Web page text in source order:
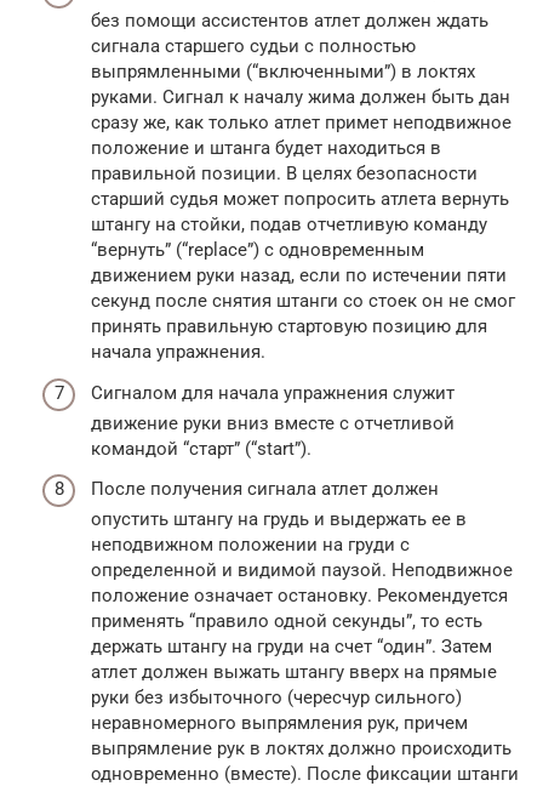
без помощи ассистентов атлет должен ждать
сигнала старшего судьи с полностью
выпрямленными (“включенными”) в локтях
руками. Сигнал к началу жима должен быть дан
сразу же, как только атлет примет неподвижное
положение и штанга будет находиться в
правильной позиции. В целях безопасности
старший судья может попросить атлета вернуть
штангу на стойки, подав отчетливую команду
“вернуть” (“replace”) с одновременным
движением руки назад, если по истечении пяти
секунд после снятия штанги со стоек он не смог
принять правильную стартовую позицию для
начала упражнения.
Сигналом для начала упражнения служит
движение руки вниз вместе с отчетливой
командой “старт” (“start”).
После получения сигнала атлет должен
опустить штангу на грудь и выдержать ее в
неподвижном положении на груди с
определенной и видимой паузой. Неподвижное
положение означает остановку. Рекомендуется
применять “правило одной секунды”, то есть
держать штангу на груди на счет “один”. Затем
атлет должен выжать штангу вверх на прямые
руки без избыточного (чересчур сильного)
неравномерного выпрямления рук, причем
выпрямление рук в локтях должно происходить
одновременно (вместе). После фиксации штанги